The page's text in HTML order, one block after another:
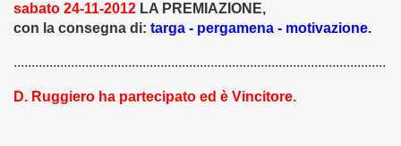
sabato 24-11-2012 LA PREMIAZIONE,
con la consegna di: targa - pergamena - motivazione.
........................................................................................................
D. Ruggiero ha partecipato ed è Vincitore.
2013)
21-3-2013)